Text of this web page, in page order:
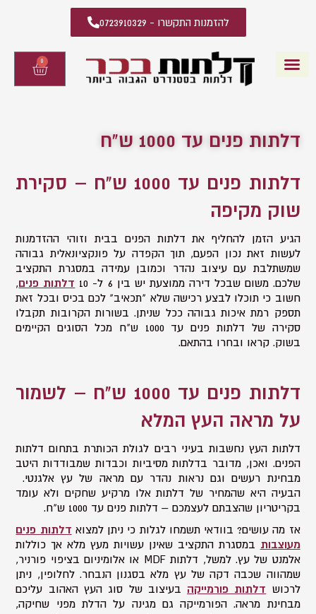
להזמנות התקשרו - 0723910329
0
עגלת
קניות
דלתות פנים עד 1000 ש"ח
דלתות פנים עד 1000 ש"ח – סקירת
שוק מקיפה
הגיע הזמן להחליף את דלתות הפנים בבית וזוהי ההזדמנות
לעשות זאת נכון הפעם, תוך הקפדה על פונקציונאלית גבוהה
שמשתלבת עם עיצוב נהדר וכמובן עמידה במסגרת התקציב
שלכם. משום שבכל דירה ממוצעת יש בין 6 ל- 10
דלתות פנים,
חשוב כי תוכלו לבצע רכישה שלא "תכאיב" לכם בכיס ובכל זאת
תספק רמת איכות גבוהה ככל שניתן. בשורות הקרובות תקבלו
סקירה של דלתות פנים עד 1000 ש"ח מכל הסוגים הקיימים
בשוק. קראו ובחרו בהתאם.
דלתות פנים עד 1000 ש"ח
– לשמור
על מראה העץ המלא
דלתות העץ נחשבות בעיני רבים לגולת הכותרת בתחום דלתות
הפנים. ואכן, מדובר בדלתות מסיביות וכבדות שמבודדות היטב
מבחינת רעשים וגם נראות נהדר עם מראה של עץ אלגנטי.
הבעיה היא שהמחיר של דלתות אלו מרקיע שחקים ולא עומד
בקריטריון שהצבתם לעצמכם – דלתות פנים עד 1000 ש"ח.
אז מה עושים? בוודאי תשמחו לגלות כי ניתן למצוא דלתות פנים
מעוצבות במסגרת התקציב שאינן עשויות מעץ מלא אך כוללות
אלמנט של עץ. למשל, דלתות MDF או אלומיניום בציפוי פורניר,
שמהווה שכבה דקה של עץ מלא בסגנון הנבחר. לחלופין, ניתן
לרכוש דלתות פורמייקה בעיצוב של סוג העץ האהוב עליכם
מבחינת מראה. הפורמייקה גם מגינה על הדלת מפני שחיקה,